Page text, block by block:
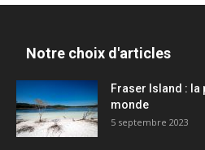
Notre choix d'articles
Fraser Island : la
monde
5 septembre 2023